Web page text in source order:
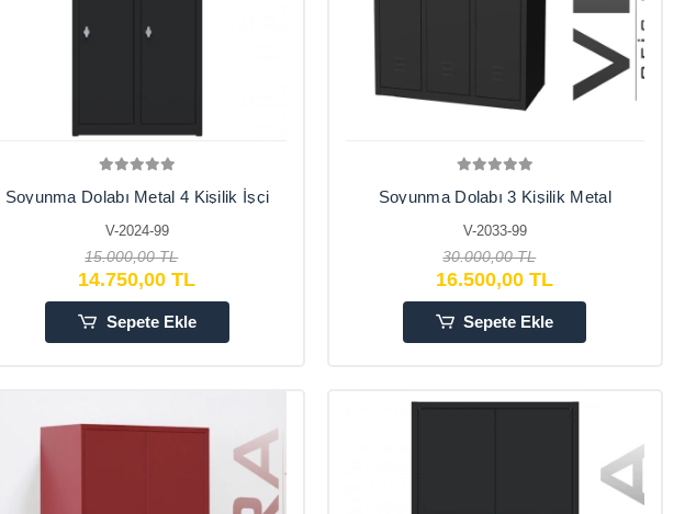
Soyunma Dolabı Metal 4 Kişilik İşçi
V-2024-99
15.000,00 TL
14.750,00 TL
Sepete Ekle
Soyunma Dolabı 3 Kişilik Metal
90X50X180
V-2033-99
30.000,00 TL
16.500,00 TL
Sepete Ekle